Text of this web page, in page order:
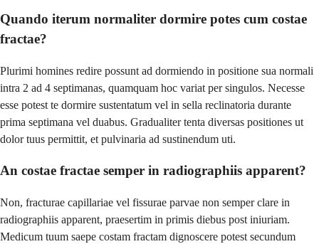
Quando iterum normaliter dormire potes cum costae
fractae?
Plurimi homines redire possunt ad dormiendo in positione sua normali
intra 2 ad 4 septimanas, quamquam hoc variat per singulos. Necesse
esse potest te dormire sustentatum vel in sella reclinatoria durante
prima septimana vel duabus. Gradualiter tenta diversas positiones ut
dolor tuus permittit, et pulvinaria ad sustinendum uti.
An costae fractae semper in radiographiis apparent?
Non, fracturae capillariae vel fissurae parvae non semper clare in
radiographiis apparent, praesertim in primis diebus post iniuriam.
Medicum tuum saepe costam fractam dignoscere potest secundum